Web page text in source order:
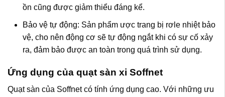
ồn cũng được giảm thiểu đáng kể.
Bảo vệ tự động: Sản phẩm ược trang bị rơle nhiệt bảo
vệ, cho nên động cơ sẽ tự động ngắt khi có sự cố xảy
ra, đảm bảo được an toàn trong quá trình sử dụng.
Ứng dụng của quạt sàn xi Soffnet
Quạt sàn của Soffnet có tính ứng dụng cao. Với những ưu